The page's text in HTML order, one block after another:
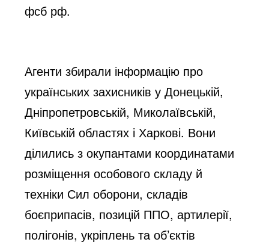
фсб рф.
Агенти збирали інформацію про
українських захисників у Донецькій,
Дніпропетровській, Миколаївській,
Київській областях і Харкові. Вони
ділились з окупантами координатами
розміщення особового складу й
техніки Сил оборони, складів
боєприпасів, позицій ППО, артилерії,
полігонів, укріплень та об’єктів